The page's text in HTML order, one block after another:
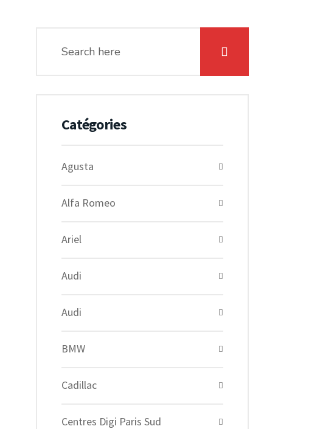
Catégories
Agusta
Alfa Romeo
Ariel
Audi
Audi
BMW
Cadillac
Centres Digi Paris Sud